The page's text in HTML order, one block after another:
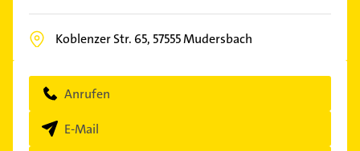
Koblenzer Str. 65, 57555Mudersbach
Anrufen
E-Mail